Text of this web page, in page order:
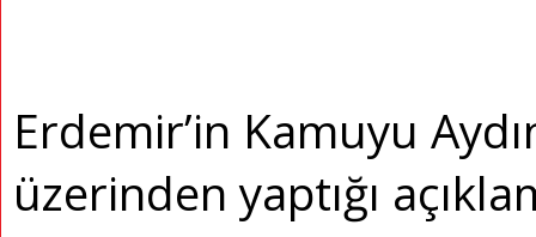
Erdemir’in Kamuyu
üzerinden yaptığı